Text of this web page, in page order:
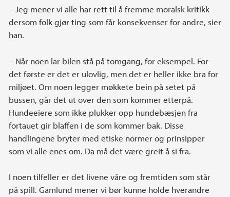
– Jeg mener vi alle har rett til å fremme moralsk kritikk
dersom folk gjør ting som får konsekvenser for andre, sier
han.
– Når noen lar bilen stå på tomgang, for eksempel. For
det første er det er ulovlig, men det er heller ikke bra for
miljøet. Om noen legger møkkete bein på setet på
bussen, går det ut over den som kommer etterpå.
Hundeeiere som ikke plukker opp hundebæsjen fra
fortauet gir blaffen i de som kommer bak. Disse
handlingene bryter med etiske normer og prinsipper
som vi alle enes om. Da må det være greit å si fra.
I noen tilfeller er det livene våre og fremtiden som står
på spill. Gamlund mener vi bør kunne holde hverandre